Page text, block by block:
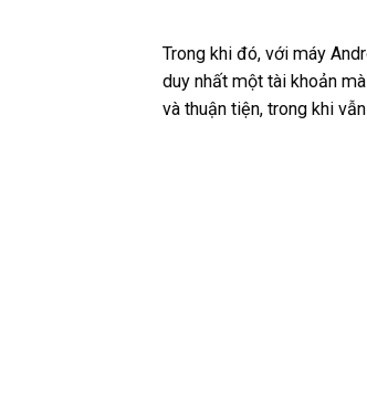
Trong khi đó, với máy
duy nhất một tài khoản
và thuận tiện, trong khi